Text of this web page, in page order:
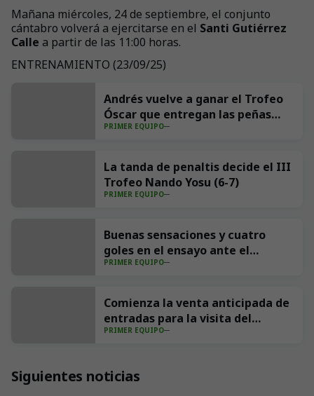
Mañana miércoles, 24 de septiembre, el conjunto
cántabro volverá a ejercitarse en el Santi Gutiérrez
Calle a partir de las 11:00 horas.
ENTRENAMIENTO (23/09/25)
Andrés vuelve a ganar el Trofeo
Óscar que entregan las peñas
Aúpa Racing y El Cachopo
PRIMER EQUIPO
La tanda de penaltis decide el III
Trofeo Nando Yosu (6-7)
PRIMER EQUIPO
Buenas sensaciones y cuatro
goles en el ensayo ante el
Sporting (4-1)
PRIMER EQUIPO
Comienza la venta anticipada de
entradas para la visita del
Villarreal CF a los Campos de
PRIMER EQUIPO
Siguientes noticias